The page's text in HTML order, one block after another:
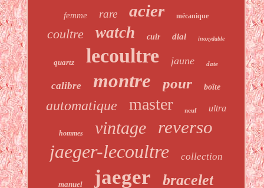
femme rare acier mécanique
coultre watch cuir dial inoxydable
quartz lecoultre jaune date
calibre montre pour boîte
automatique master neuf ultra
hommes vintage reverso
jaeger-lecoultre collection
manuel jaeger bracelet